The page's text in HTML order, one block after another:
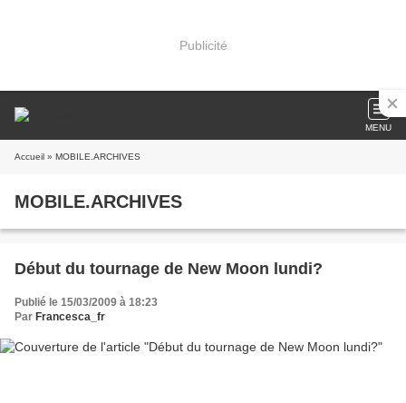
Publicité
MENU
Accueil » MOBILE.ARCHIVES
MOBILE.ARCHIVES
Début du tournage de New Moon lundi?
Publié le 15/03/2009 à 18:23
Par Francesca_fr